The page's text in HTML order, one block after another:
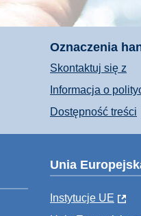
Oznaczenia
Skontaktuj się z
Informacja o
Dostępność treści
Unia
Instytucje UE